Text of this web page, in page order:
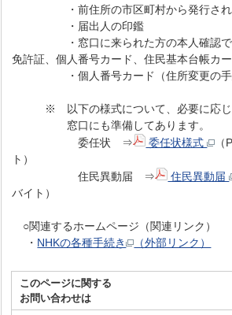
・前住所の市区町村から発行され
・届出人の印鑑
・窓口に来られた方の本人確認でき
免許証、個人番号カード、住民基本台帳カ
・個人番号カード（住所変更の手続
※ 以下の様式について、必要に応じて
窓口にも準備してあります。
委任状 ⇒
委任状様式
ト）
住民異動届 ⇒
住民異動届
バイト）
○関連するホームページ（関連リンク）
・ NHKの各種手続き （外部リンク）
このページに関する
お問い合わせは